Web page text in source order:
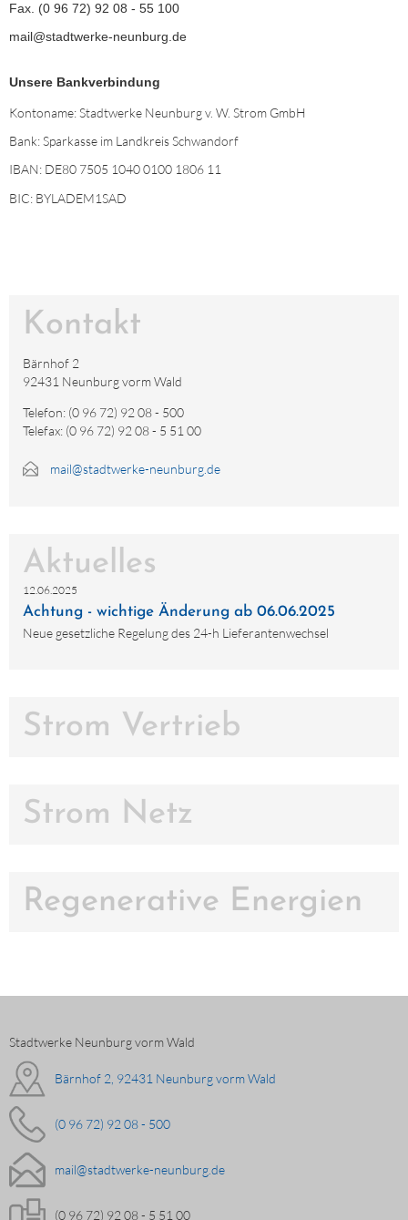
Fax. (0 96 72) 92 08 - 55 100
mail@stadtwerke-neunburg.de
Unsere Bankverbindung
Kontoname: Stadtwerke Neunburg v. W. Strom GmbH
Bank: Sparkasse im Landkreis Schwandorf
IBAN: DE80 7505 1040 0100 1806 11
BIC: BYLADEM1SAD
Kontakt
Bärnhof 2
92431 Neunburg vorm Wald
Telefon: (0 96 72) 92 08 - 500
Telefax: (0 96 72) 92 08 - 5 51 00
mail@stadtwerke-neunburg.de
Aktuelles
12.06.2025
Achtung - wichtige Änderung ab 06.06.2025
Neue gesetzliche Regelung des 24-h Lieferantenwechsel
Strom Vertrieb
Strom Netz
Regenerative Energien
Stadtwerke Neunburg vorm Wald
Bärnhof 2, 92431 Neunburg vorm Wald
(0 96 72) 92 08 - 500
mail@stadtwerke-neunburg.de
(0 96 72) 92 08 - 5 51 00